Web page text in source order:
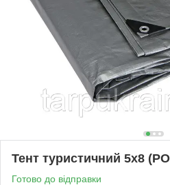
Тент туристичний 5х8
Готово до відправки